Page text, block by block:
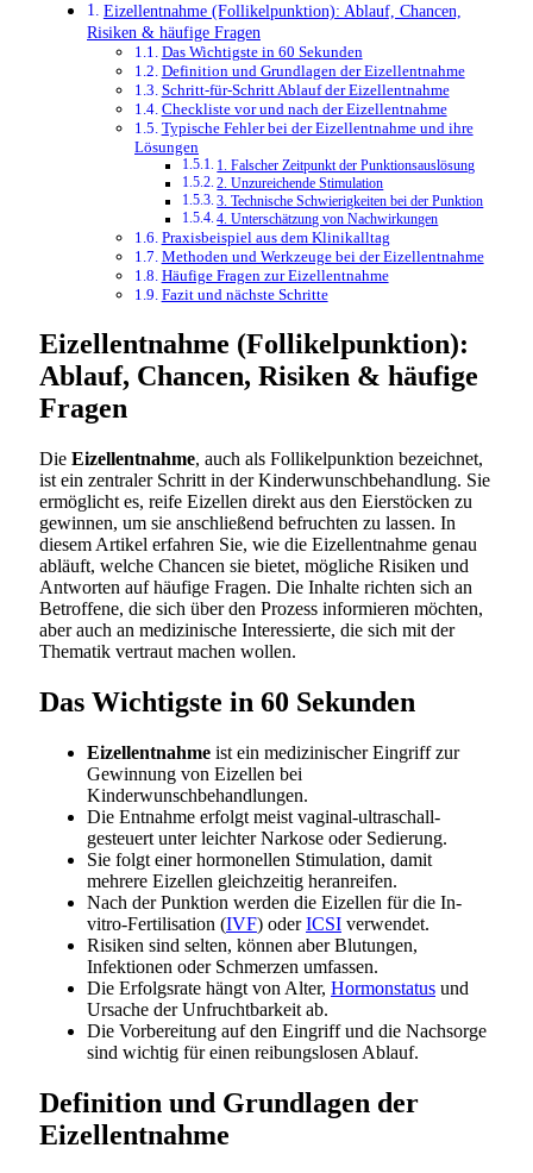
Eizellentnahme (Follikelpunktion): Ablauf, Chancen,
Risiken & häufige Fragen
Das Wichtigste in 60 Sekunden
Definition und Grundlagen der Eizellentnahme
Schritt-für-Schritt Ablauf der Eizellentnahme
Checkliste vor und nach der Eizellentnahme
Typische Fehler bei der Eizellentnahme und ihre
Lösungen
1. Falscher Zeitpunkt der Punktionsauslösung
2. Unzureichende Stimulation
3. Technische Schwierigkeiten bei der Punktion
4. Unterschätzung von Nachwirkungen
Praxisbeispiel aus dem Klinikalltag
Methoden und Werkzeuge bei der Eizellentnahme
Häufige Fragen zur Eizellentnahme
Fazit und nächste Schritte
Eizellentnahme (Follikelpunktion):
Ablauf, Chancen, Risiken & häufige
Fragen
Die Eizellentnahme, auch als Follikelpunktion bezeichnet,
ist ein zentraler Schritt in der Kinderwunschbehandlung. Sie
ermöglicht es, reife Eizellen direkt aus den Eierstöcken zu
gewinnen, um sie anschließend befruchten zu lassen. In
diesem Artikel erfahren Sie, wie die Eizellentnahme genau
abläuft, welche Chancen sie bietet, mögliche Risiken und
Antworten auf häufige Fragen. Die Inhalte richten sich an
Betroffene, die sich über den Prozess informieren möchten,
aber auch an medizinische Interessierte, die sich mit der
Thematik vertraut machen wollen.
Das Wichtigste in 60 Sekunden
Eizellentnahme ist ein medizinischer Eingriff zur
Gewinnung von Eizellen bei
Kinderwunschbehandlungen.
Die Entnahme erfolgt meist vaginal-ultraschall-
gesteuert unter leichter Narkose oder Sedierung.
Sie folgt einer hormonellen Stimulation, damit
mehrere Eizellen gleichzeitig heranreifen.
Nach der Punktion werden die Eizellen für die In-
vitro-Fertilisation (IVF) oderICSI verwendet.
Risiken sind selten, können aber Blutungen,
Infektionen oder Schmerzen umfassen.
Die Erfolgsrate hängt von Alter, Hormonstatus und
Ursache der Unfruchtbarkeit ab.
Die Vorbereitung auf den Eingriff und die Nachsorge
sind wichtig für einen reibungslosen Ablauf.
Definition und Grundlagen der
Eizellentnahme